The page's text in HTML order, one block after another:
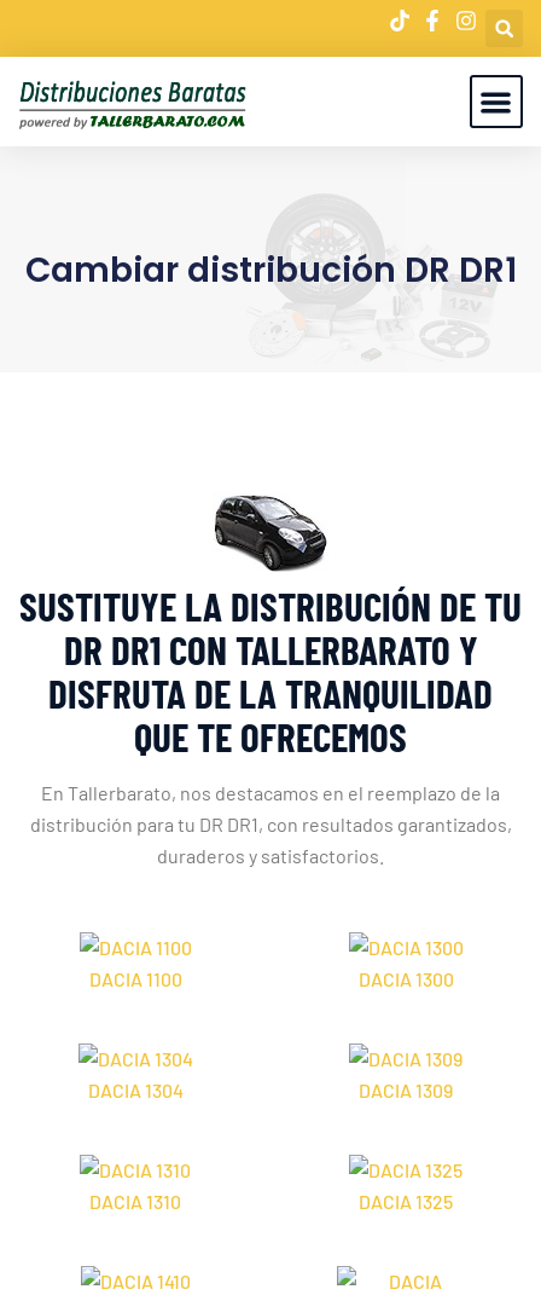
Cambiar distribución DR DR1
SUSTITUYE LA DISTRIBUCIÓN DE TU
DR DR1 CON TALLERBARATO Y
DISFRUTA DE LA TRANQUILIDAD
QUE TE OFRECEMOS
En Tallerbarato, nos destacamos en el reemplazo de la
distribución para tu DR DR1, con resultados garantizados,
duraderos y satisfactorios.
DACIA 1100 DACIA 1300
DACIA 1304 DACIA 1309
DACIA 1310 DACIA 1325